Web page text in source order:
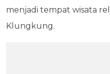
menjadi tempat wisata
Klungkung.